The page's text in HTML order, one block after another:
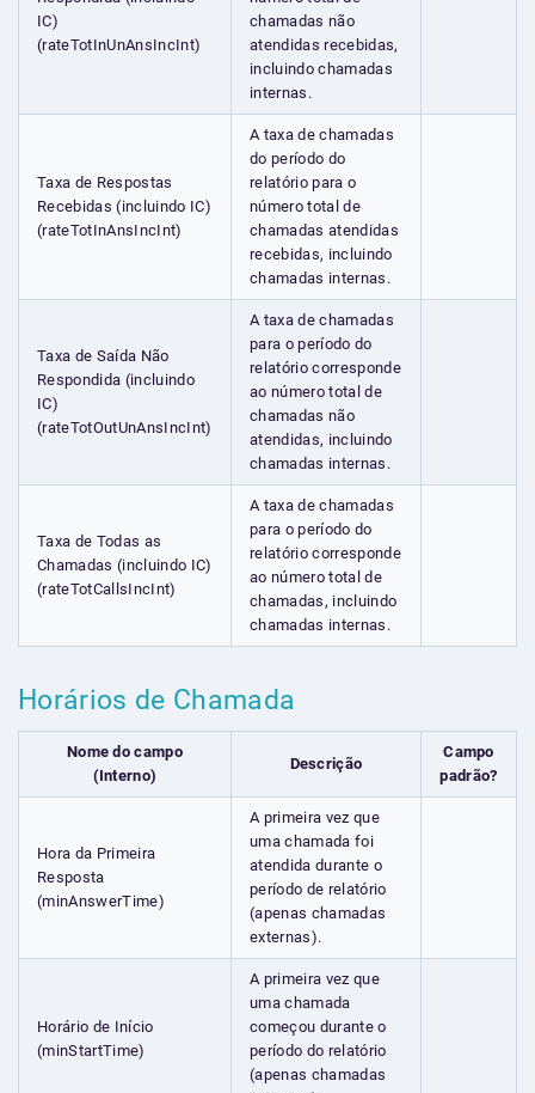
IC)
(rateTotInUnAnsIncInt)
chamadas não
atendidas recebidas,
incluindo chamadas
internas.
Taxa de Respostas
Recebidas (incluindo IC)
(rateTotInAnsIncInt)
A taxa de chamadas
do período do
relatório para o
número total de
chamadas atendidas
recebidas, incluindo
chamadas internas.
Taxa de Saída Não
Respondida (incluindo
IC)
(rateTotOutUnAnsIncInt)
A taxa de chamadas
para o período do
relatório corresponde
ao número total de
chamadas não
atendidas, incluindo
chamadas internas.
Taxa de Todas as
Chamadas (incluindo IC)
(rateTotCallsIncInt)
A taxa de chamadas
para o período do
relatório corresponde
ao número total de
chamadas, incluindo
chamadas internas.
Horários de Chamada
Nome do campo
(Interno)
Descrição
Campo
padrão?
Hora da Primeira
Resposta
(minAnswerTime)
A primeira vez que
uma chamada foi
atendida durante o
período de relatório
(apenas chamadas
externas).
Horário de Início
(minStartTime)
A primeira vez que
uma chamada
começou durante o
período do relatório
(apenas chamadas